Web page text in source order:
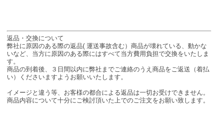
返品・交換について
弊社に原因のある際の返品( 運送事故含む）商品が壊れている、動かな
いなど、当方に原因のある際にはすべて当方費用負担で交換をいたしま
す。
商品の到着後、３日間以内に弊社までご連絡のうえ商品をご返送（着払
い）くださいますようお願いいたします。
イメージと違う等、お客様の都合による返品は一切お受けできません。
商品内容について十分にご検討頂いた上でのご注文をお願い致します。